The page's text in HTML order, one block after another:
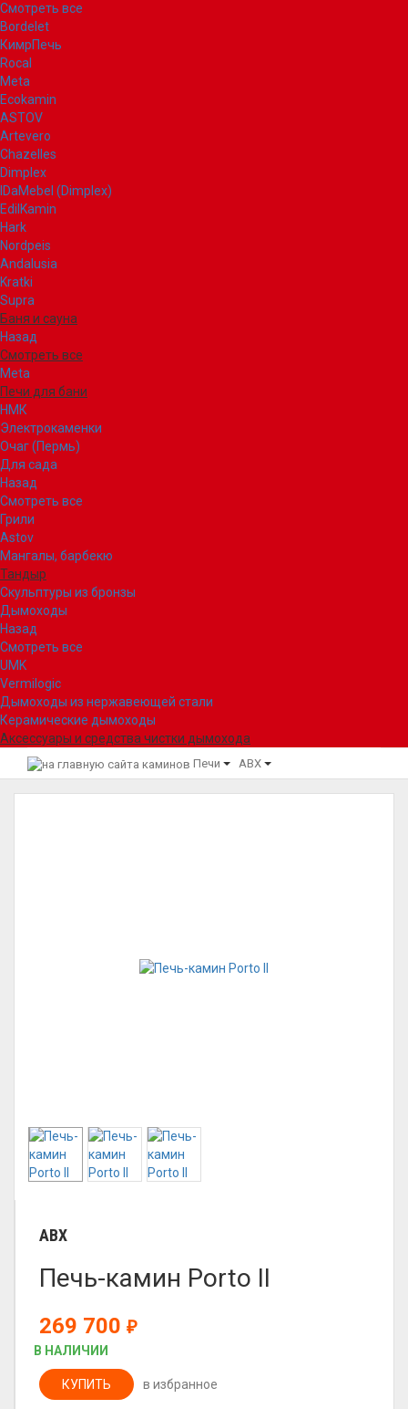
Смотреть все
Bordelet
КимрПечь
Rocal
Meta
Ecokamin
ASTOV
Artevero
Chazelles
Dimplex
IDaMebel (Dimplex)
EdilKamin
Hark
Nordpeis
Andalusia
Kratki
Supra
Баня и сауна
Назад
Смотреть все
Meta
Печи для бани
НМК
Электрокаменки
Очаг (Пермь)
Для сада
Назад
Смотреть все
Грили
Astov
Мангалы, барбекю
Тандыр
Скульптуры из бронзы
Дымоходы
Назад
Смотреть все
UMK
Vermilogic
Дымоходы из нержавеющей стали
Керамические дымоходы
Аксессуары и средства чистки дымохода
Печи ABX
ABX
Печь-камин Porto II
269 700 ₽
В НАЛИЧИИ
КУПИТЬ в избранное